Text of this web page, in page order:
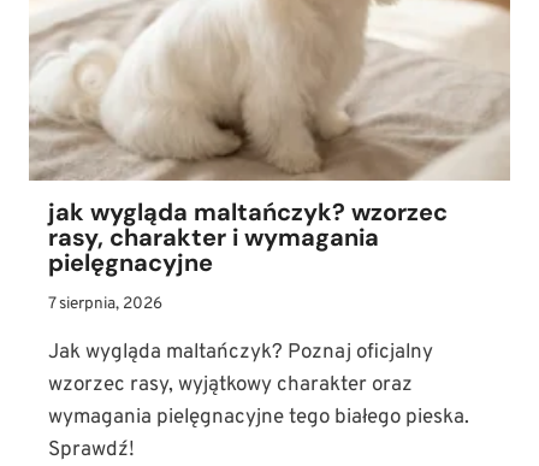
KOMPENDIUM
WIEDZY
DAWKOWANIU
I
WŁAŚCIWOŚCIACH
jak wygląda maltańczyk? wzorzec
rasy, charakter i wymagania
pielęgnacyjne
7 sierpnia, 2026
Jak wygląda maltańczyk? Poznaj oficjalny
wzorzec rasy, wyjątkowy charakter oraz
wymagania pielęgnacyjne tego białego pieska.
Sprawdź!